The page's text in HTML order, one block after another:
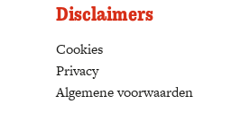
Disclaimers
Cookies
Privacy
Algemene voorwaarden